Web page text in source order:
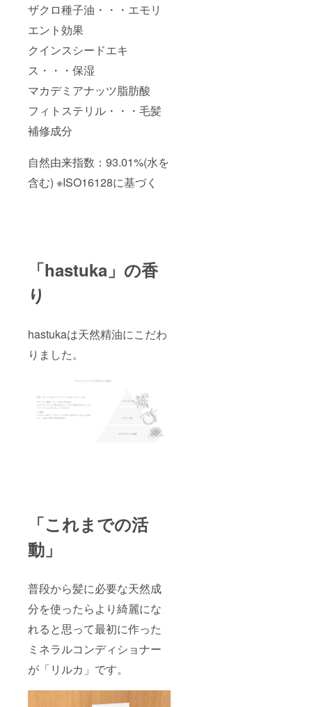
ザクロ種子油・・・エモリ
エント効果
クインスシードエキ
ス・・・保湿
マカデミアナッツ脂肪酸
フィトステリル・・・毛髪
補修成分
自然由来指数：93.01%(水を
含む) ※ISO16128に基づく
「hastuka」の香
り
hastukaは天然精油にこだわ
りました。
「これまでの活
動」
普段から髪に必要な天然成
分を使ったらより綺麗にな
れると思って最初に作った
ミネラルコンディショナー
が「リルカ」です。